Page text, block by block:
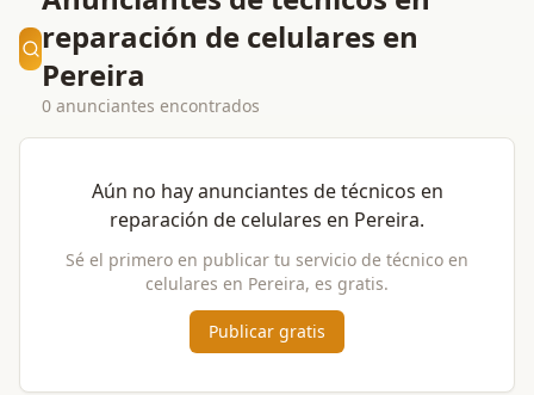
reparación de celulares en
Pereira
0 anunciantes encontrados
Aún no hay anunciantes detécnicos en
reparación de celulares en Pereira.
Sé el primero en publicar tu servicio de técnico en
celulares en Pereira, es gratis.
Publicar gratis